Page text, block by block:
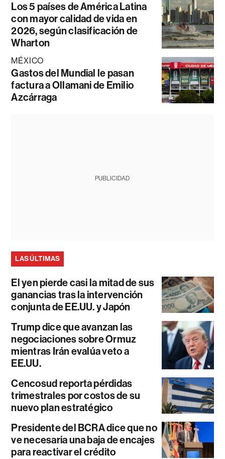
Los 5 países de América Latina
con mayor calidad de vida en
2026, según clasificación de
Wharton
MÉXICO
Gastos del Mundial le pasan
factura a Ollamani de Emilio
Azcárraga
PUBLICIDAD
LAS ÚLTIMAS
El yen pierde casi la mitad de sus
ganancias tras la intervención
conjunta de EE.UU. y Japón
Trump dice que avanzan las
negociaciones sobre Ormuz
mientras Irán evalúa veto a
EE.UU.
Cencosud reporta pérdidas
trimestrales por costos de su
nuevo plan estratégico
Presidente del BCRA dice que no
ve necesaria una baja de encajes
para reactivar el crédito